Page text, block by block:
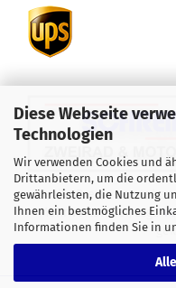
Diese Webseite
Technologien
Wir verwenden Cookies und
Drittanbietern, um die
gewährleisten, die Nutzung
Ihnen ein bestmögliches
Informationen finden Sie in
Alle Preise
Mehrwertsteuer, zzgl.